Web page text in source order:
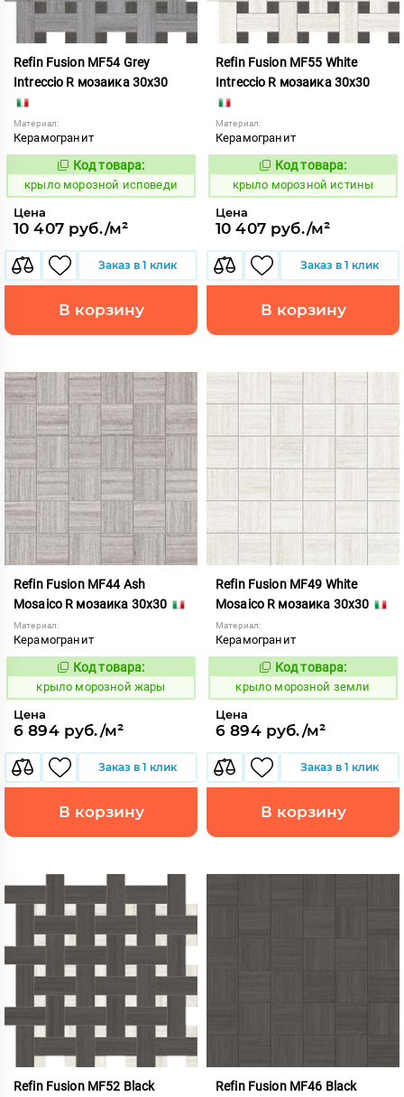
Refin Fusion MF54 Grey
Intreccio R мозаика 30x30
Материал:
Керамогранит
835535
Код товара:
крыло морозной исповеди
Цена
10 407 руб./м²
Заказ в 1 клик
В корзину
Refin Fusion MF55 White
Intreccio R мозаика 30x30
Материал:
Керамогранит
835536
Код товара:
крыло морозной истины
Цена
10 407 руб./м²
Заказ в 1 клик
В корзину
Refin Fusion MF44 Ash
Mosaico R мозаика 30x30
Материал:
Керамогранит
835525
Код товара:
крыло морозной жары
Цена
6 894 руб./м²
Заказ в 1 клик
В корзину
Refin Fusion MF49 White
Mosaico R мозаика 30x30
Материал:
Керамогранит
835530
Код товара:
крыло морозной земли
Цена
6 894 руб./м²
Заказ в 1 клик
В корзину
Refin Fusion MF52 Black
Refin Fusion MF46 Black